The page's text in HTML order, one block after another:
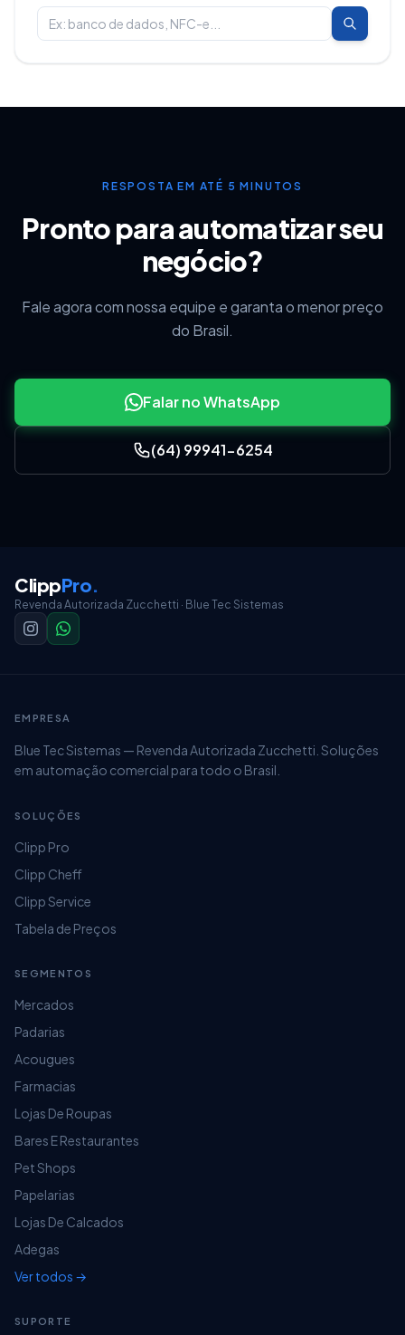
No momento da emissão da nota, ao importar o
cupom, é necessário marcar a opçãoUsar
Feitas as alterações, poderá Finalizar e
Transmitir sua nota.
RESPOSTA EM ATÉ 5 MINUTOS
Pronto para automatizar seu
negócio?
Fale agora com nossa equipe e garanta o menor preço
do Brasil.
Falar no WhatsApp
(64) 99941-6254
ClippPro.
Revenda Autorizada Zucchetti · Blue Tec Sistemas
EMPRESA
Blue Tec Sistemas — Revenda Autorizada Zucchetti. Soluções
em automação comercial para todo o Brasil.
SOLUÇÕES
Clipp Pro
Clipp Cheff
Clipp Service
Tabela de Preços
SEGMENTOS
Mercados
Padarias
Acougues
Farmacias
Lojas De Roupas
Bares E Restaurantes
Pet Shops
Papelarias
Lojas De Calcados
Adegas
Ver todos →
SUPORTE